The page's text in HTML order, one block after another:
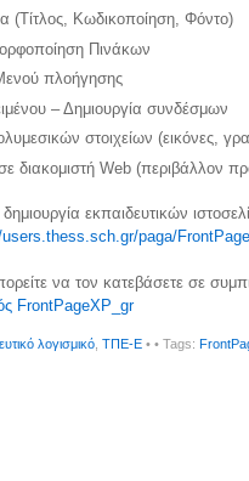
(Τίτλος, Κωδικοποίηση, Φόντο)
Πινάκων
πλοήγησης
– Δημιουργία συνδέσμων
στοιχείων (εικόνες,
διακομιστή Web (περιβάλλον
εκπαιδευτικών
paga/
να τον κατεβάσετε σε
FrontPageXP_gr
λογισμικό ΤΠΕ-Ε • • Tags: